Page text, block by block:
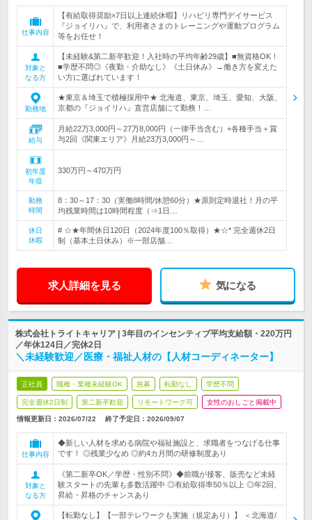
仕事内容
【有給取得奨励×7日以上連続休暇】リハビリ専門デイサービス
『ジョイリハ』で、利用者さまのトレーニングや運動プログラム
等をお任せ！
対象と
なる方
【未経験&第二新卒歓迎！入社時の平均年齢29歳】■無資格OK！
■学歴不問◎《夜勤・介助なし》《土日休み》→働き方を変えた
い方に選ばれています！
勤務地
★東京＆埼玉で積極採用中★ 北海道、東京、埼玉、愛知、大阪、
京都の『ジョイリハ』直営店舗にて勤務！…
給与
月給22万3,000円～27万8,000円（一律手当含む）+各種手当＋賞
与2回《関東エリア》月給23万3,000円～…
初年度
年収
330万円～470万円
勤務
時間
8：30～17：30（実働8時間/休憩60分）★原則定時退社！月の平
均残業時間は10時間程度（⇒1日…
休日
休暇
# ☆★年間休日120日（2024年度100％取得）★☆* 完全週休2日
制（基本土日休み）※一部店舗…
求人詳細を見る 気になる
株式会社トライトキャリア | 3年目のインセンティブ平均支給額・220万円
／年休124日／完休2日
＼未経験歓迎／医療・福祉人材の【人材コーディネーター】
正社員 職種・業種未経験OK 急募 転勤なし 学歴不問
完全週休2日制 第二新卒歓迎 リモートワーク可 女性のおしごと掲載中
情報更新日：2026/07/22 終了予定日： 2026/09/07
仕事内容
◆新しい人材を求める病院や福祉施設と、求職者をつなげる仕事
です！ ◎残業少なめ ◎約4カ月間の研修制度あり
対象と
なる方
《第二新卒OK／学歴・性別不問》◆前職が接客、販売など未経
験スタートの先輩も多数活躍中 ◎有給取得率50％以上 ◎年2回、
昇給・昇格のチャンスあり
【転勤なし】【一部テレワークも実施（規定あり）】 ＜北海道/